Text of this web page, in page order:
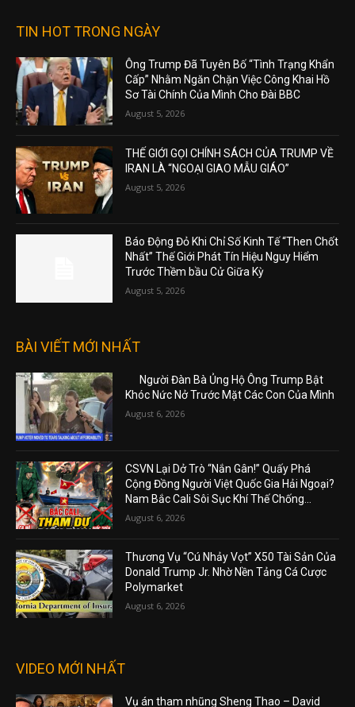
TIN HOT TRONG NGÀY
Ông Trump Đã Tuyên Bố “Tình Trạng Khẩn
Cấp” Nhằm Ngăn Chặn Việc Công Khai Hồ
Sơ Tài Chính Của Mình Cho Đài BBC
August 5, 2026
THẾ GIỚI GỌI CHÍNH SÁCH CỦA TRUMP VỀ
IRAN LÀ “NGOẠI GIAO MẪU GIÁO”
August 5, 2026
Báo Động Đỏ Khi Chỉ Số Kinh Tế “Then Chốt
Nhất” Thế Giới Phát Tín Hiệu Nguy Hiểm
Trước Thềm bầu Cử Giữa Kỳ
August 5, 2026
BÀI VIẾT MỚI NHẤT
Người Đàn Bà Ủng Hộ Ông Trump Bật
Khóc Nức Nở Trước Mặt Các Con Của Mình
August 6, 2026
CSVN Lại Dở Trò “Nắn Gân!” Quấy Phá
Cộng Đồng Người Việt Quốc Gia Hải Ngoại?
Nam Bắc Cali Sôi Sục Khí Thế Chống...
August 6, 2026
Thương Vụ “Cú Nhảy Vọt” X50 Tài Sản Của
Donald Trump Jr. Nhờ Nền Tảng Cá Cược
Polymarket
August 6, 2026
VIDEO MỚI NHẤT
Vụ án tham nhũng Sheng Thao – David